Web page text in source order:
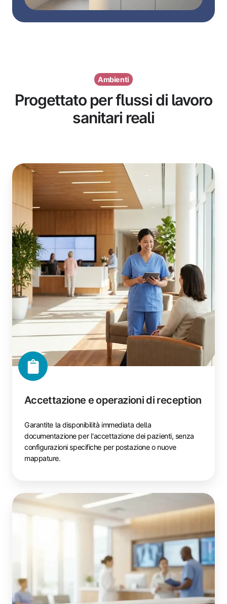
Ambienti
Progettato per flussi di lavoro
sanitari reali
Accettazione e operazioni di reception
Garantite la disponibilità immediata della
documentazione per l'accettazione dei pazienti, senza
configurazioni specifiche per postazione o nuove
mappature.